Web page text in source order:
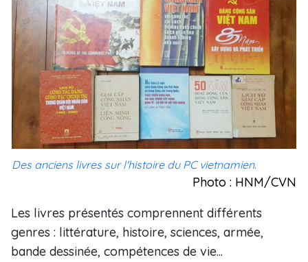
Des anciens livres sur l'histoire du PC vietnamien.
Photo : HNM/CVN
Les livres présentés comprennent différents
genres : littérature, histoire, sciences, armée,
bande dessinée, compétences de vie...